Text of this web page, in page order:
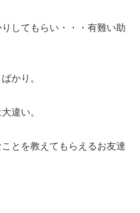
してもらい・・・有難い助
かり。
違い。
とを教えてもらえるお友達